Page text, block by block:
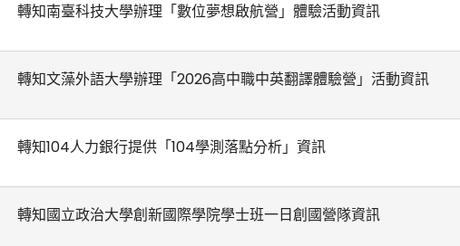
轉知南臺科技大學辦理「數位夢想啟航營」體驗活動資訊
轉知文藻外語大學辦理「2026高中職中英翻譯體驗營」活動資訊
轉知104人力銀行提供「104學測落點分析」資訊
轉知國立政治大學創新國際學院學士班一日創國營隊資訊